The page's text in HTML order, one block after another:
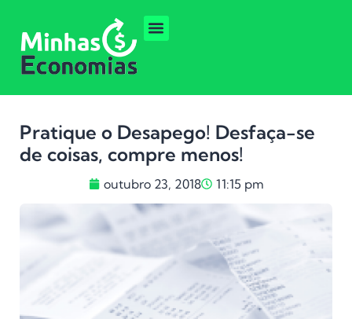
Pratique o Desapego! Desfaça-se
de coisas, compre menos!
outubro 23, 2018 11:15 pm